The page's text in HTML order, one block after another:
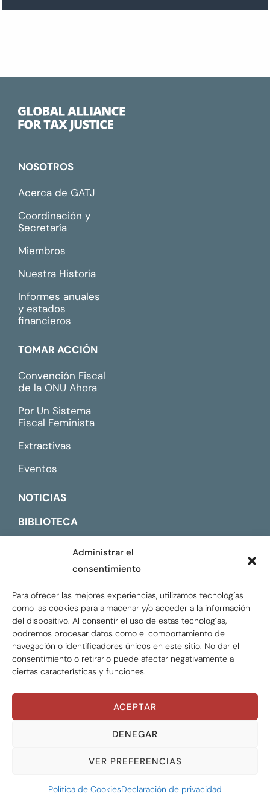
Administrar el
consentimiento
Para ofrecer las mejores experiencias, utilizamos tecnologías
como las cookies para almacenar y/o acceder a la información
del dispositivo. Al consentir el uso de estas tecnologías,
podremos procesar datos como el comportamiento de
navegación o identificadores únicos en este sitio. No dar el
consentimiento o retirarlo puede afectar negativamente a
ciertas características y funciones.
ACEPTAR
DENEGAR
VER PREFERENCIAS
Política de CookiesDeclaración de privacidad
NOSOTROS
Acerca de GATJ
Coordinación y
Secretaría
Miembros
Nuestra Historia
Informes anuales
y estados
financieros
TOMAR ACCIÓN
Convención Fiscal
de la ONU Ahora
Por Un Sistema
Fiscal Feminista
Extractivas
Eventos
NOTICIAS
BIBLIOTECA
Global Tax Justice © 2026. Todos los derechos
Privacy policy